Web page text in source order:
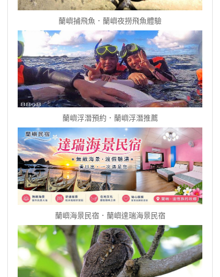
蘭嶼捕飛魚．蘭嶼夜撈飛魚體驗
蘭嶼浮潛預約．蘭嶼浮潛推薦
蘭嶼海景民宿．蘭嶼達瑞海景民宿